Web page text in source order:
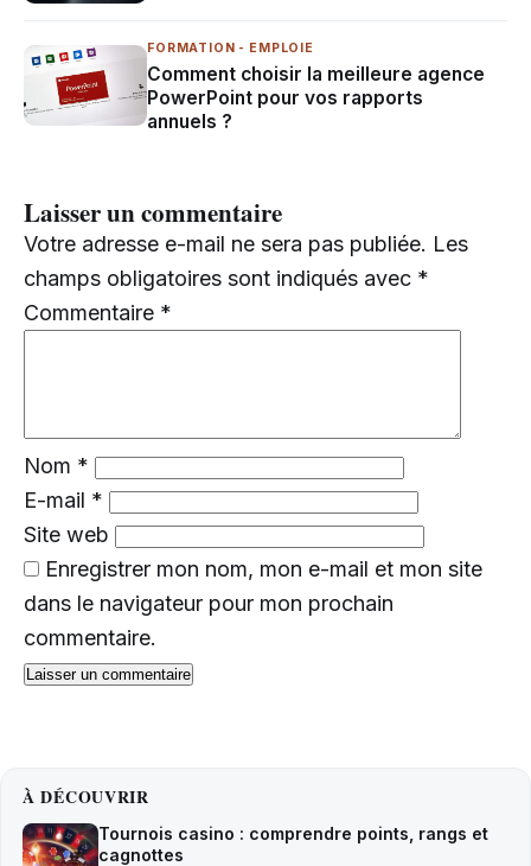
FORMATION - EMPLOIE
Comment choisir la meilleure agence
PowerPoint pour vos rapports
annuels ?
Laisser un commentaire
Votre adresse e-mail ne sera pas publiée. Les
champs obligatoires sont indiqués avec *
Commentaire *
Nom *
E-mail *
Site web
Enregistrer mon nom, mon e-mail et mon site
dans le navigateur pour mon prochain
commentaire.
À DÉCOUVRIR
Tournois casino : comprendre points, rangs et
cagnottes